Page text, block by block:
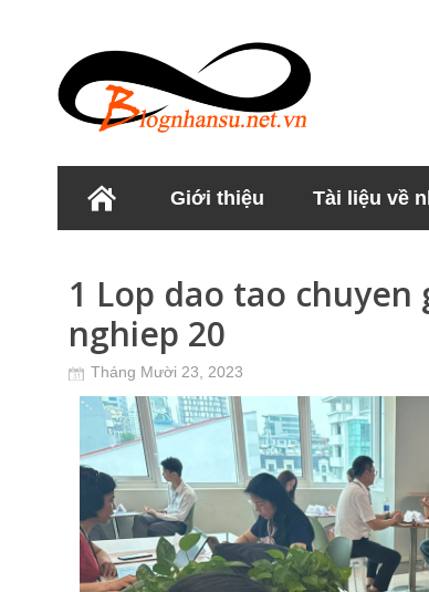
Giới thiệu Tài liệu về
1 Lop dao tao chuyen
nghiep 20
Tháng Mười 23, 2023